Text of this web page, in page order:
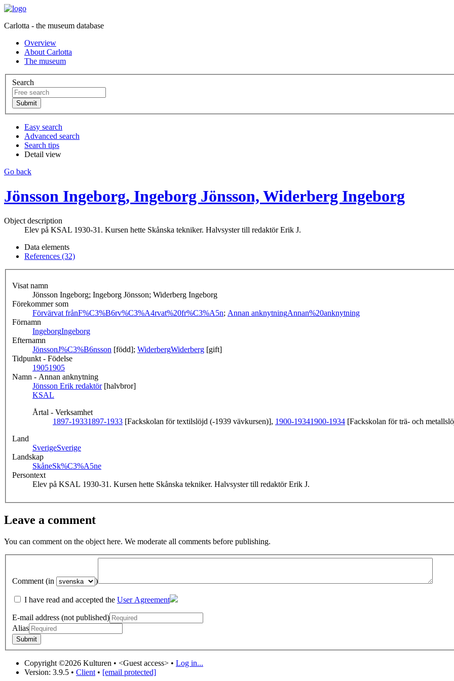
Carlotta - the museum database
Overview
About Carlotta
The museum
Search
Easy search
Advanced search
Search tips
Detail view
Go back
Jönsson Ingeborg, Ingeborg Jönsson, Widerberg Ingeborg
Object description
Elev på KSAL 1930-31. Kursen hette Skånska tekniker. Halvsyster till redaktör Erik J.
Data elements
References (32)
Visat namn
Jönsson Ingeborg; Ingeborg Jönsson; Widerberg Ingeborg
Förekommer som
Förvärvat frånF%C3%B6rv%C3%A4rvat%20fr%C3%A5n; Annan anknytningAnnan%20anknytning
Förnamn
IngeborgIngeborg
Efternamn
JönssonJ%C3%B6nsson [född]; WiderbergWiderberg [gift]
Tidpunkt - Födelse
19051905
Namn - Annan anknytning
Jönsson Erik redaktör[halvbror]
KSAL
Årtal - Verksamhet
1897-19331897-1933 [Fackskolan för textilslöjd (-1939 vävkursen)], 1900-19341900-1934 [Fackskolan för trä- och
Land
SverigeSverige
Landskap
SkåneSk%C3%A5ne
Persontext
Elev på KSAL 1930-31. Kursen hette Skånska tekniker. Halvsyster till redaktör Erik J.
Leave a comment
You can comment on the object here. We moderate all comments before publishing.
Comment (in )
I have read and accepted the User Agreement
E-mail address (not published)
Alias
Copyright ©2026 Kulturen • <Guest access> • Log in...
Version: 3.9.5 • Client• [email protected]